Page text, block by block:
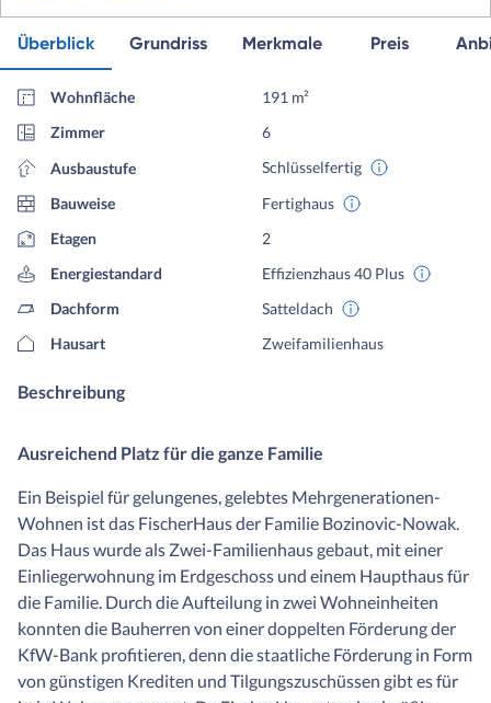
Überblick Grundriss Merkmale Preis
Wohnfläche
191 m²
Zimmer
6
Ausbaustufe
Schlüsselfertig
Bauweise
Fertighaus
Etagen
2
Energiestandard
Effizienzhaus 40 Plus
Dachform
Satteldach
Hausart
Zweifamilienhaus
Beschreibung
Ausreichend Platz für die ganze Familie
Ein Beispiel für gelungenes, gelebtes Mehrgenerationen-
Wohnen ist das FischerHaus der Familie Bozinovic-Nowak.
Das Haus wurde als Zwei-Familienhaus gebaut, mit einer
Einliegerwohnung im Erdgeschoss und einem Haupthaus für
die Familie. Durch die Aufteilung in zwei Wohneinheiten
konnten die Bauherren von einer doppelten Förderung der
KfW-Bank profitieren, denn die staatliche Förderung in Form
von günstigen Krediten und Tilgungszuschüssen gibt es für